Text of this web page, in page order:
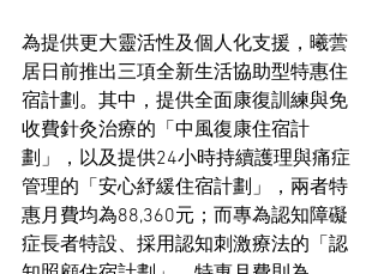
為提供更大靈活性及個人化支援，曦蕓
居日前推出三項全新生活協助型特惠住
宿計劃。其中，提供全面康復訓練與免
收費針灸治療的「中風復康住宿計
劃」，以及提供24小時持續護理與痛症
管理的「安心紓緩住宿計劃」，兩者特
惠月費均為88,360元；而專為認知障礙
症長者特設、採用認知刺激療法的「認